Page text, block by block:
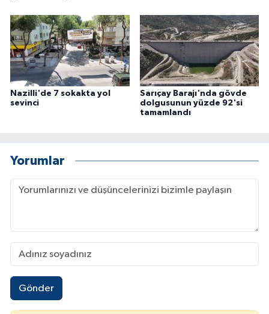
Nazilli'de 7 sokakta yol
sevinci
Sarıçay Barajı'nda gövde
dolgusunun yüzde 92'si
tamamlandı
Yorumlar
Gönder